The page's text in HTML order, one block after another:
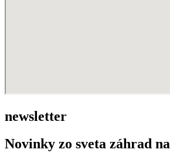
newsletter
Novinky zo sveta záhrad